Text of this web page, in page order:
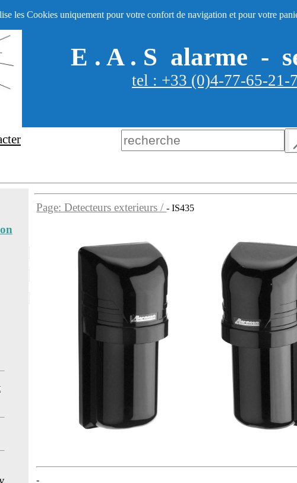
les Cookies uniquement pour votre confort de navigation et pour votre
E . A . S alarme -
tel : +33 (0)4-77-65-21-
Page: Detecteurs exterieurs /- IS435
-